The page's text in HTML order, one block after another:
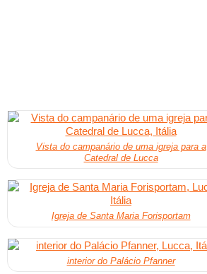
Vista do campanário de uma igreja para a
Catedral de Lucca
Igreja de Santa Maria Forisportam
interior do Palácio Pfanner